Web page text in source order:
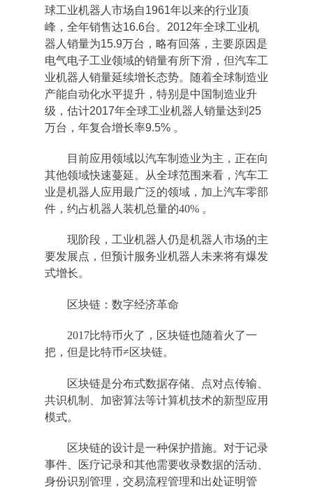
球工业机器人市场自1961年以来的行业顶
峰，全年销售达16.6台。2012年全球工业机
器人销量为15.9万台，略有回落，主要原因是
电气电子工业领域的销量有所下滑，但汽车工
业机器人销量延续增长态势。随着全球制造业
产能自动化水平提升，特别是中国制造业升
级，估计2017年全球工业机器人销量达到25
万台，年复合增长率9.5% 。
目前应用领域以汽车制造业为主，正在向
其他领域快速蔓延。从全球范围来看，汽车工
业是机器人应用最广泛的领域，加上汽车零部
件，约占机器人装机总量的40% 。
现阶段，工业机器人仍是机器人市场的主
要发展点，但预计服务业机器人未来将有爆发
式增长。
区块链：数字经济革命
2017比特币火了，区块链也随着火了一
把，但是比特币≠区块链。
区块链是分布式数据存储、点对点传输、
共识机制、加密算法等计算机技术的新型应用
模式。
区块链的设计是一种保护措施。对于记录
事件、医疗记录和其他需要收录数据的活动、
身份识别管理，交易流程管理和出处证明管